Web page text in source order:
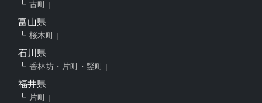
古町
富山県
桜木町
石川県
香林坊・片町・竪町
福井県
片町